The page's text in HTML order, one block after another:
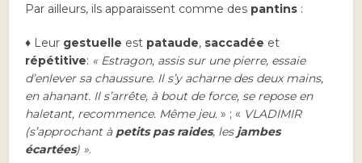
Par ailleurs, ils apparaissent comme des pantins :
♦ Leur gestuelle est pataude, saccadée et
répétitive: « Estragon, assis sur une pierre, essaie
d’enlever sa chaussure. Il s’y acharne des deux mains,
en ahanant. Il s’arrête, à bout de force, se repose en
haletant, recommence. Même jeu. » ; « VLADIMIR
(s’approchant à petits pas raides, les jambes
écartées) ».